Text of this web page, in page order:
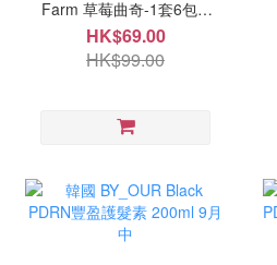
Farm 草莓曲奇-1套6包 9
月尾
HK$69.00
HK$99.00